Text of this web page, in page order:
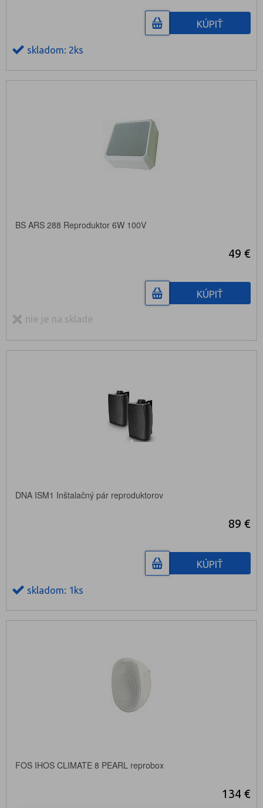
KÚPIŤ
skladom: 2ks
BS ARS 288 Reproduktor 6W 100V
49 €
KÚPIŤ
nie je na sklade
DNA ISM1 Inštalačný pár reproduktorov
89 €
KÚPIŤ
skladom: 1ks
FOS IHOS CLIMATE 8 PEARL reprobox
134 €